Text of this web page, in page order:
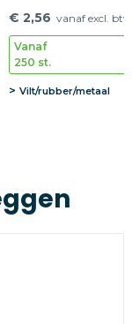
€ 2,56 vanaf excl.
Vanaf
250 st.
Vilt/rubber/metaal